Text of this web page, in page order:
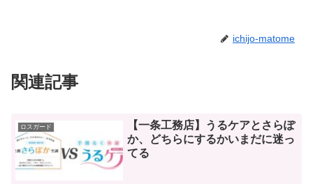
ichijo-matome
関連記事
ロスガード
【一条工務店】うるケアとさらぽ
か、どちらにするかいまだに迷っ
てる